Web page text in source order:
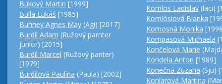
Bukový Martin [1999]
Bulla Lukáš [1985]
Bunney Agnes May (Agi) [2017]
Burdil Adam (Ružový parnter
junior) [2015]
Burdil Marcel (Ružový panter)
[1979]
Burdilová Paulína (Paula) [2002]
Komlos Ladislav (laci)
Komlósiová Bianka
Komosná Monika
Kompasová Michaela
Končelová Marie
Kondela Anton [1989]
Konečná Zuzana (Sju)
Koniarová Martina